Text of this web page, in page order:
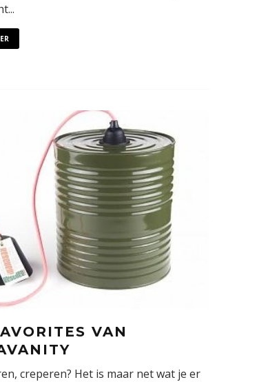
...
VAN
creperen? Het is maar net wat je er